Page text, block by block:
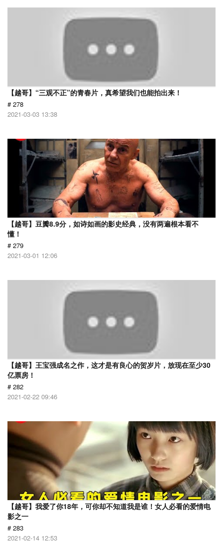
【越哥】“三观不正”的青春片，真希望我们也能拍出来！
# 278
2021-03-03 13:38
【越哥】豆瓣8.9分，如诗如画的影史经典，没有两遍根本看不
懂！
# 279
2021-03-01 12:06
【越哥】王宝强成名之作，这才是有良心的贺岁片，放现在至少30
亿票房！
# 282
2021-02-22 09:46
【越哥】我爱了你18年，可你却不知道我是谁！女人必看的爱情电
影之一
# 283
2021-02-14 12:53